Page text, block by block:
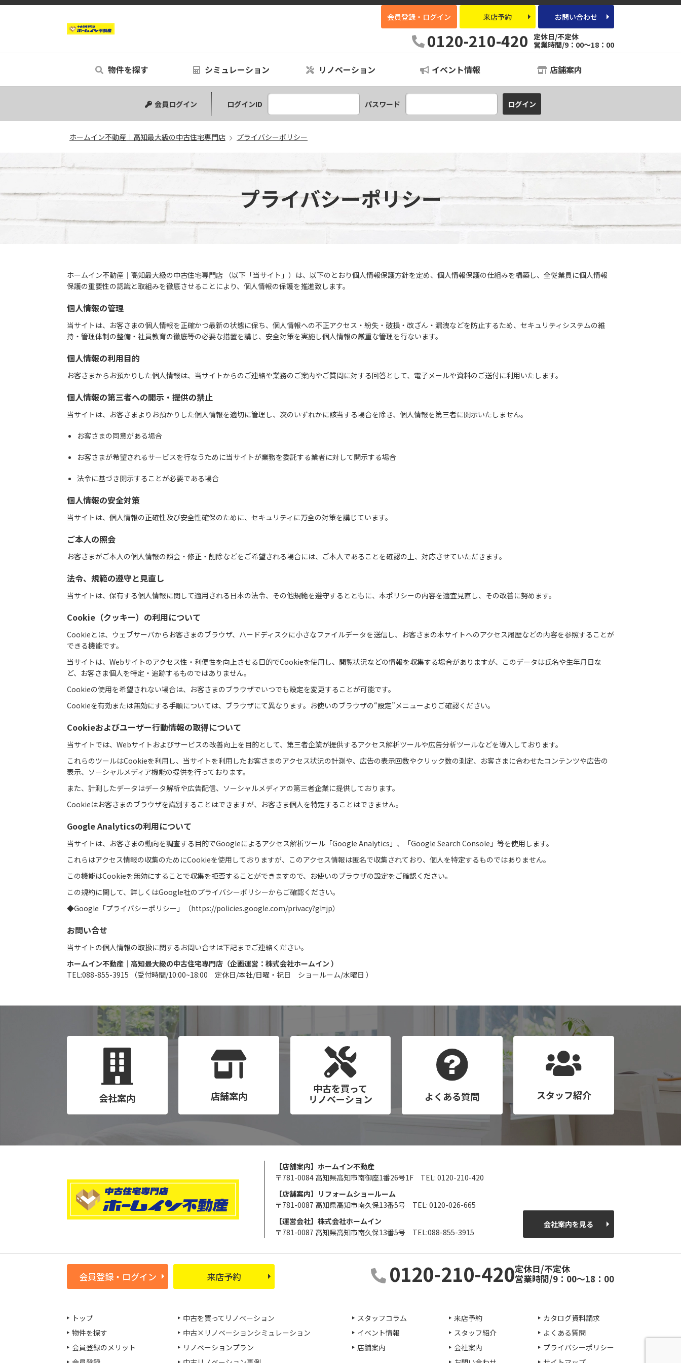
ホームイン不動産｜高知最大級の中古住宅専門店
会員登録・ログイン 来店予約 お問い合わせ
0120-210-420 定休日/不定休
営業時間/9：00～18：00
物件を探す
中古一戸建て
中古マンション
事業用
新築一戸建て
土地
シミュレーション
シミュレーション
リノベーションプラン
リノベーション イベント情報 店舗案内
会員ログイン ログインID パスワード
ホームイン不動産｜高知最大級の中古住宅専門店 プライバシーポリシー
プライバシーポリシー
ホームイン不動産｜高知最大級の中古住宅専門店 （以下「当サイト」）は、以下のとおり個人情報保護方針を定め、個人情報保護の仕組みを構築し、全従業員に個人情報
保護の重要性の認識と取組みを徹底させることにより、個人情報の保護を推進致します。
個人情報の管理
当サイトは、お客さまの個人情報を正確かつ最新の状態に保ち、個人情報への不正アクセス・紛失・破損・改ざん・漏洩などを防止するため、セキュリティシステムの維
持・管理体制の整備・社員教育の徹底等の必要な措置を講じ、安全対策を実施し個人情報の厳重な管理を行ないます。
個人情報の利用目的
お客さまからお預かりした個人情報は、当サイトからのご連絡や業務のご案内やご質問に対する回答として、電子メールや資料のご送付に利用いたします。
個人情報の第三者への開示・提供の禁止
当サイトは、お客さまよりお預かりした個人情報を適切に管理し、次のいずれかに該当する場合を除き、個人情報を第三者に開示いたしません。
お客さまの同意がある場合
お客さまが希望されるサービスを行なうために当サイトが業務を委託する業者に対して開示する場合
法令に基づき開示することが必要である場合
個人情報の安全対策
当サイトは、個人情報の正確性及び安全性確保のために、セキュリティに万全の対策を講じています。
ご本人の照会
お客さまがご本人の個人情報の照会・修正・削除などをご希望される場合には、ご本人であることを確認の上、対応させていただきます。
法令、規範の遵守と見直し
当サイトは、保有する個人情報に関して適用される日本の法令、その他規範を遵守するとともに、本ポリシーの内容を適宜見直し、その改善に努めます。
Cookie（クッキー）の利用について
Cookieとは、ウェブサーバからお客さまのブラウザ、ハードディスクに小さなファイルデータを送信し、お客さまの本サイトへのアクセス履歴などの内容を参照することが
できる機能です。
当サイトは、Webサイトのアクセス性・利便性を向上させる目的でCookieを使用し、閲覧状況などの情報を収集する場合がありますが、このデータは氏名や生年月日な
ど、お客さま個人を特定・追跡するものではありません。
Cookieの使用を希望されない場合は、お客さまのブラウザでいつでも設定を変更することが可能です。
Cookieを有効または無効にする手順については、ブラウザにて異なります。お使いのブラウザの“設定”メニューよりご確認ください。
Cookieおよびユーザー行動情報の取得について
当サイトでは、Webサイトおよびサービスの改善向上を目的として、第三者企業が提供するアクセス解析ツールや広告分析ツールなどを導入しております。
これらのツールはCookieを利用し、当サイトを利用したお客さまのアクセス状況の計測や、広告の表示回数やクリック数の測定、お客さまに合わせたコンテンツや広告の
表示、ソーシャルメディア機能の提供を行っております。
また、計測したデータはデータ解析や広告配信、ソーシャルメディアの第三者企業に提供しております。
Cookieはお客さまのブラウザを識別することはできますが、お客さま個人を特定することはできません。
Google Analyticsの利用について
当サイトは、お客さまの動向を調査する目的でGoogleによるアクセス解析ツール「Google Analytics」、「Google Search Console」等を使用します。
これらはアクセス情報の収集のためにCookieを使用しておりますが、このアクセス情報は匿名で収集されており、個人を特定するものではありません。
この機能はCookieを無効にすることで収集を拒否することができますので、お使いのブラウザの設定をご確認ください。
この規約に関して、詳しくはGoogle社のプライバシーポリシーからご確認ください。
◆Google「プライバシーポリシー」（https://policies.google.com/privacy?gl=jp）
お問い合せ
当サイトの個人情報の取扱に関するお問い合せは下記までご連絡ください。
ホームイン不動産｜高知最大級の中古住宅専門店（企画運営：株式会社ホームイン ）
TEL:088-855-3915 （受付時間/10:00~18:00 定休日/本社/日曜・祝日 ショールーム/水曜日 ）
会社案内 店舗案内
中古を買って
リノベーション
よくある質問 スタッフ紹介
【店舗案内】ホームイン不動産
〒781-0084 高知県高知市南御座1番26号1F TEL: 0120-210-420
【店舗案内】リフォームショールーム
〒781-0087 高知県高知市南久保13番5号 TEL: 0120-026-665
【運営会社】株式会社ホームイン
〒781-0087 高知県高知市南久保13番5号 TEL:088-855-3915
会社案内を見る
会員登録・ログイン 来店予約 0120-210-420定休日/不定休
営業時間/9：00～18：00
トップ
物件を探す
会員登録のメリット
中古を買ってリノベーション
中古×リノベーションシミュレーション
リノベーションプラン
スタッフコラム
イベント情報
店舗案内
来店予約
スタッフ紹介
会社案内
カタログ資料請求
よくある質問
プライバシーポリシー